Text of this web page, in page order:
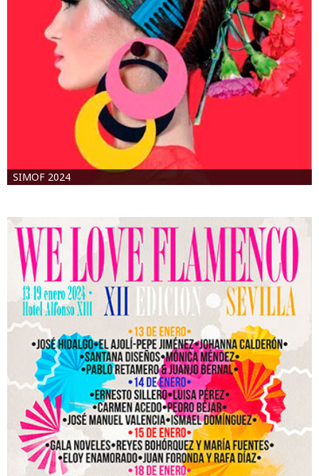
SIMOF 2024